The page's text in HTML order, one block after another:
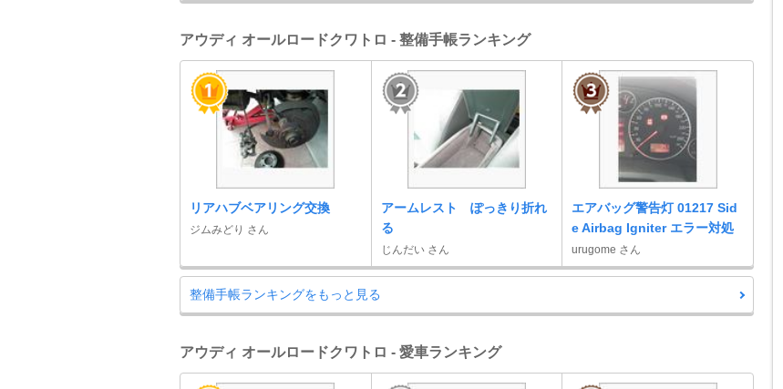
アウディ オールロードクワトロ - 整備手帳ランキング
リアハブベアリング交換
ジムみどり さん
アームレスト ぽっきり折れ
る
じんだい さん
エアバッグ警告灯 01217 Sid
e Airbag Igniter エラー対処
urugome さん
整備手帳ランキングをもっと見る
アウディ オールロードクワトロ - 愛車ランキング